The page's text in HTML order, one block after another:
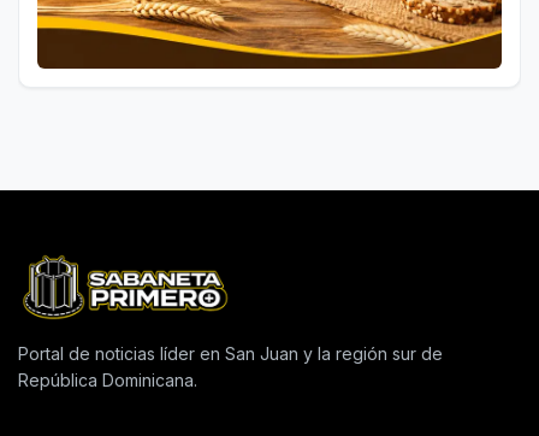
Portal de noticias líder en San Juan y la región sur de
República Dominicana.